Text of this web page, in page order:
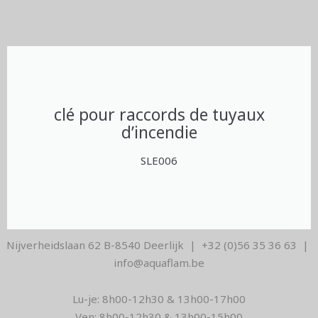
clé pour raccords de tuyaux
d’incendie
SLE006
Nijverheidslaan 62 B-8540 Deerlijk | +32 (0)56 35 36 63 |
info@aquaflam.be
Lu-je: 8h00-12h30 & 13h00-17h00